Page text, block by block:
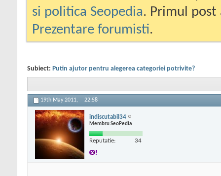
si politica Seopedia. Primul
Prezentare forumisti.
Subiect: Putin ajutor pentru alegerea categoriei potrivite?
19th May 2011, 22:58
indiscutabil34
Membru SeoPedia
Reputatie: 34